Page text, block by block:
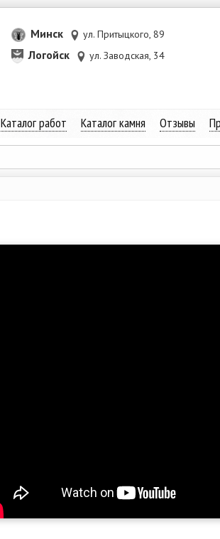
Минск ул. Притыцкого, 89
Логойск ул. Заводская, 34
Каталог работ Каталог камня Отзывы